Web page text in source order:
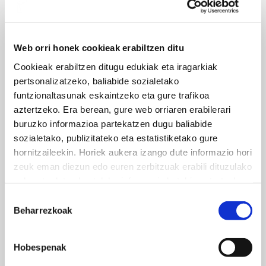
Web orri honek cookieak erabiltzen ditu
Cookieak erabiltzen ditugu edukiak eta iragarkiak
pertsonalizatzeko, baliabide sozialetako
funtzionaltasunak eskaintzeko eta gure trafikoa
aztertzeko. Era berean, gure web orriaren erabilerari
buruzko informazioa partekatzen dugu baliabide
sozialetako, publizitateko eta estatistiketako gure
hornitzaileekin. Horiek aukera izango dute informazio hori
zeuk eman diezun edo euren zerbitzuak erabili dituzulako
hautatzea
Beharrezkoak
Hobespenak
Delfosko Auriga